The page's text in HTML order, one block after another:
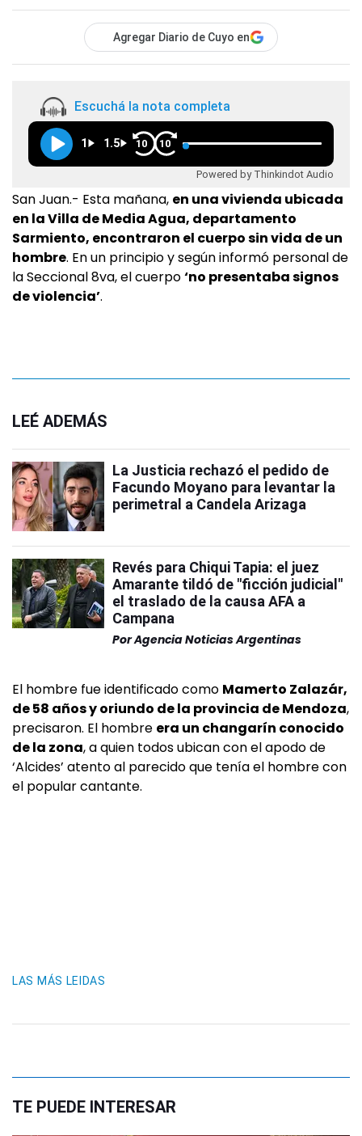
Agregar Diario de Cuyo en
Escuchá la nota completa
1 1.5 10 10
Powered by Thinkindot Audio
San Juan.- Esta mañana, en una vivienda ubicada
en la Villa de Media Agua, departamento
Sarmiento, encontraron el cuerpo sin vida de un
hombre. En un principio y según informó personal de
la Seccional 8va, el cuerpo‘no presentaba signos
de violencia’.
LEÉ ADEMÁS
La Justicia rechazó el pedido de
Facundo Moyano para levantar la
perimetral a Candela Arizaga
Revés para Chiqui Tapia: el juez
Amarante tildó de "ficción judicial"
el traslado de la causa AFA a
Campana
PorAgencia Noticias Argentinas
El hombre fue identificado como Mamerto Zalazár,
de 58 años y oriundo de la provincia de Mendoza,
precisaron. El hombre era un changarín conocido
de la zona, a quien todos ubican con el apodo de
‘Alcides’ atento al parecido que tenía el hombre con
el popular cantante.
LAS MÁS LEIDAS
TE PUEDE INTERESAR